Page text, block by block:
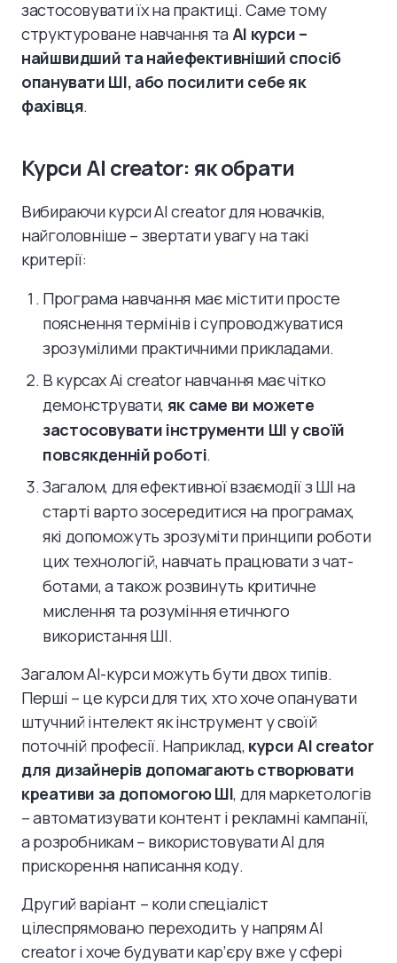
застосовувати їх на практиці. Саме тому
структуроване навчання та AI курси –
найшвидший та найефективніший спосіб
опанувати ШІ, або посилити себе як
фахівця.
Курси AI creator: як обрати
Вибираючи курси AI creator для новачків,
найголовніше – звертати увагу на такі
критерії:
Програма навчання має містити просте
пояснення термінів і супроводжуватися
зрозумілими практичними прикладами.
В курсах Ai creator навчання має чітко
демонструвати, як саме ви можете
застосовувати інструменти ШІ у своїй
повсякденній роботі.
Загалом, для ефективної взаємодії з ШІ на
старті варто зосередитися на програмах,
які допоможуть зрозуміти принципи роботи
цих технологій, навчать працювати з чат-
ботами, а також розвинуть критичне
мислення та розуміння етичного
використання ШІ.
Загалом AI-курси можуть бути двох типів.
Перші – це курси для тих, хто хоче опанувати
штучний інтелект як інструмент у своїй
поточній професії. Наприклад, курси AI creator
для дизайнерів допомагають створювати
креативи за допомогою ШІ, для маркетологів
– автоматизувати контент і рекламні кампанії,
а розробникам – використовувати AI для
прискорення написання коду.
Другий варіант – коли спеціаліст
цілеспрямовано переходить у напрям AI
creator і хоче будувати кар’єру вже у сфері